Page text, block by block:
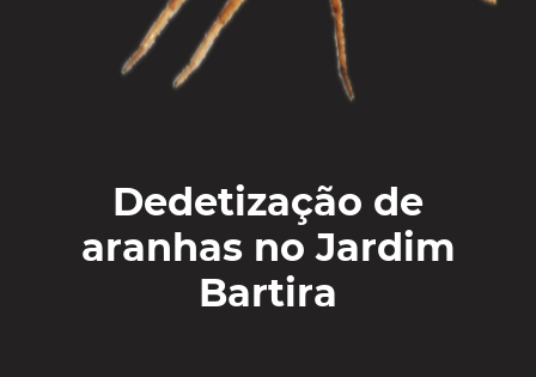
Dedetização de
aranhas no Jardim
Bartira